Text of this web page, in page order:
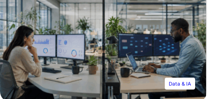
Data & IA